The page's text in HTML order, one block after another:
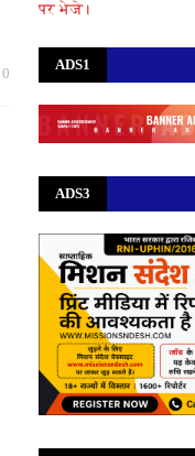
0
पर भेजे।
ADS1
ADS3